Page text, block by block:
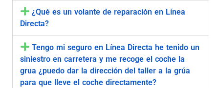
¿Qué es un volante de reparación en Línea
Directa?
Tengo mi seguro en Línea Directa he tenido un
siniestro en carretera y me recoge el coche la
grua ¿puedo dar la dirección del taller a la grúa
para que lleve el coche directamente?